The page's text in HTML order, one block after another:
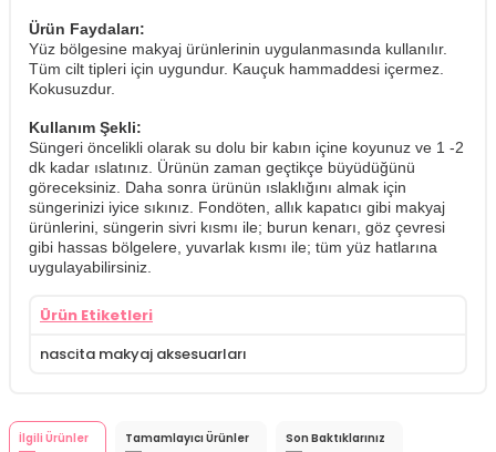
Ürün Faydaları:
Yüz bölgesine makyaj ürünlerinin uygulanmasında kullanılır.
Tüm cilt tipleri için uygundur. Kauçuk hammaddesi içermez.
Kokusuzdur.
Kullanım Şekli:
Süngeri öncelikli olarak su dolu bir kabın içine koyunuz ve 1 -2
dk kadar ıslatınız. Ürünün zaman geçtikçe büyüdüğünü
göreceksiniz. Daha sonra ürünün ıslaklığını almak için
süngerinizi iyice sıkınız. ​Fondöten, allık kapatıcı gibi makyaj
ürünlerini, süngerin sivri kısmı ile; burun kenarı, göz çevresi
gibi hassas bölgelere, yuvarlak kısmı ile; tüm yüz hatlarına
uygulayabilirsiniz.
Ürün Etiketleri
nascita makyaj aksesuarları
İlgili Ürünler Tamamlayıcı Ürünler Son Baktıklarınız